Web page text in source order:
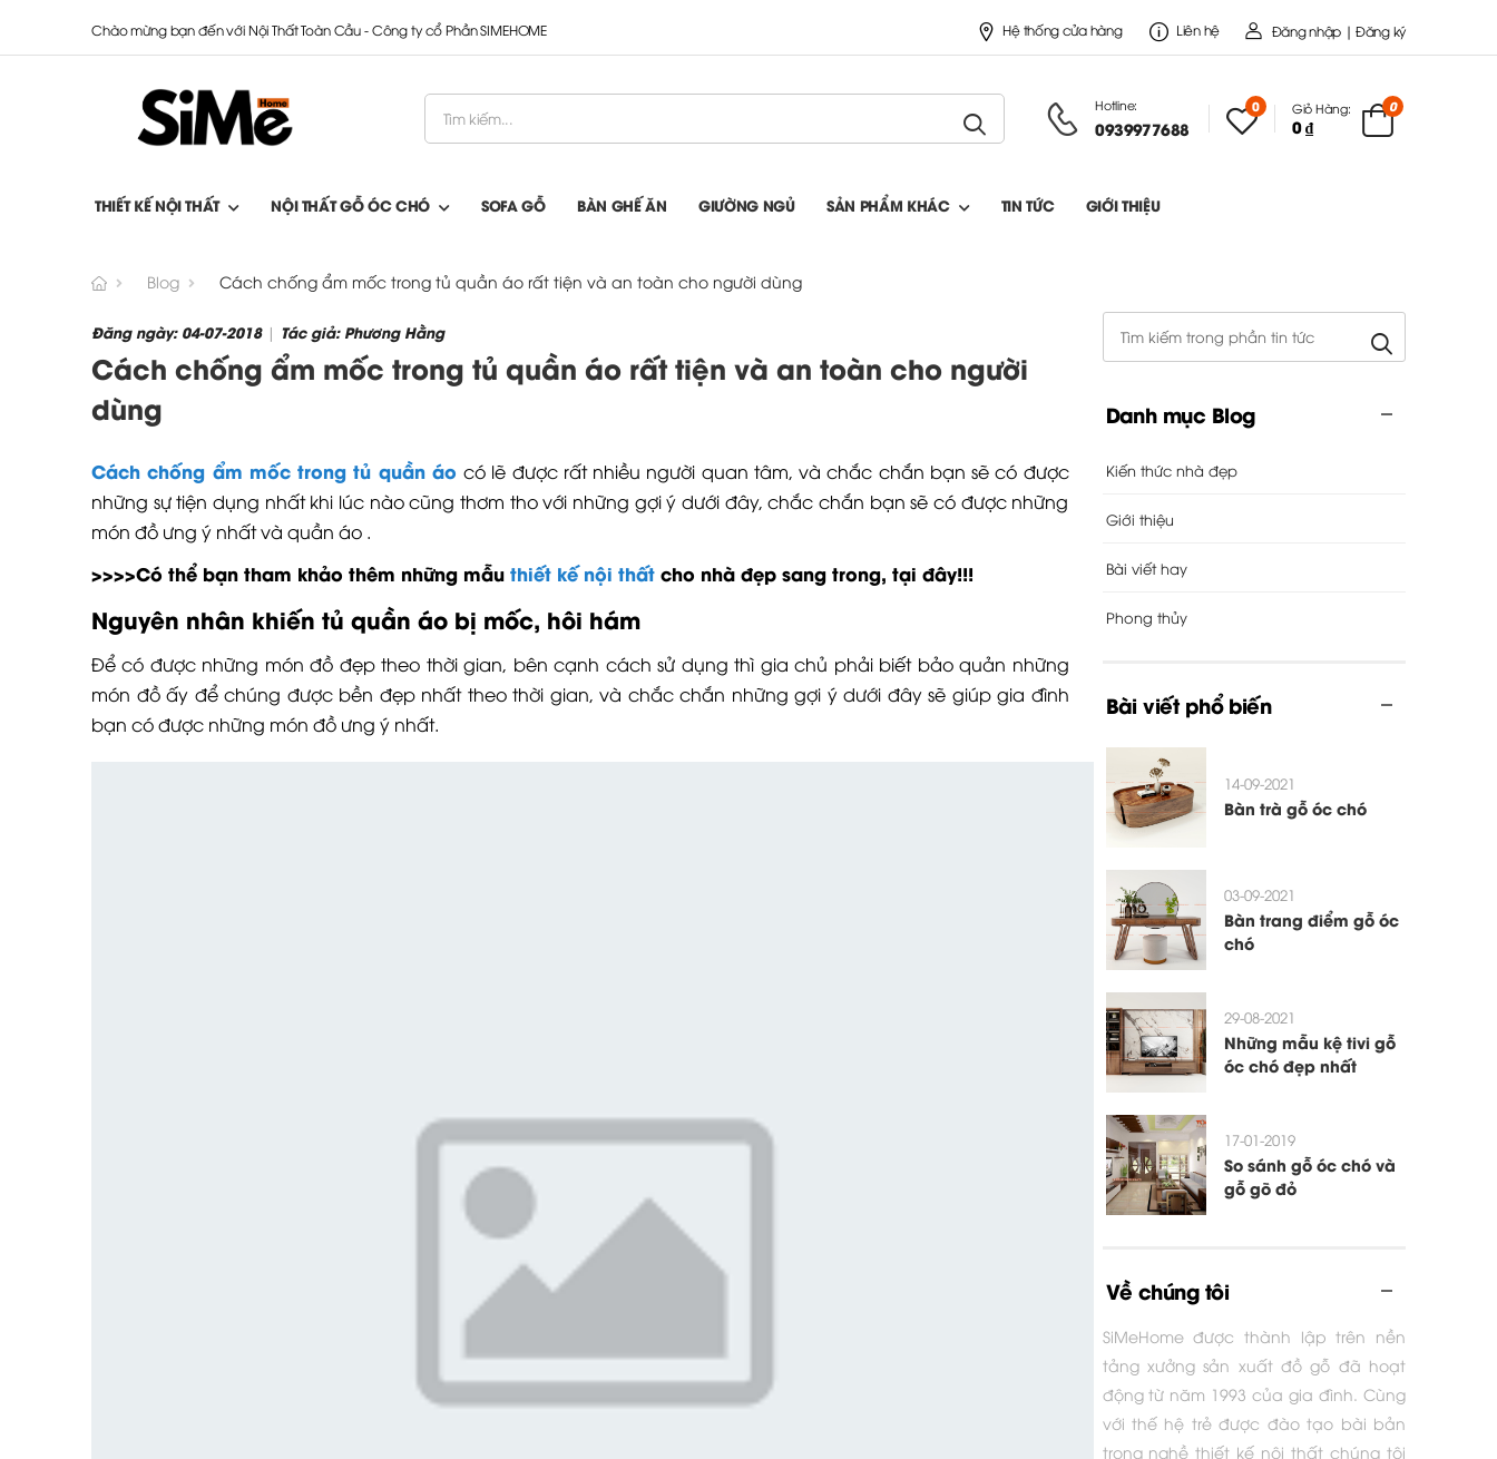
Chào mừng bạn đến với Nội Thất Toàn Cầu - Công ty cổ Phần SIMEHOME Hệ thống cửa hàng Liên hệ Đăng nhập | Đăng ký
Hotline:
0939977688
0 Giỏ Hàng:
0 ₫
0
THIẾT KẾ NỘI THẤT NỘI THẤT GỖ ÓC CHÓ SOFA GỖ BÀN GHẾ ĂN GIƯỜNG NGỦ SẢN PHẨM KHÁC TIN TỨC GIỚI THIỆU
Blog Cách chống ẩm mốc trong tủ quần áo rất tiện và an toàn cho người dùng
Đăng ngày: 04-07-2018| Tác giả: Phương Hằng
Cách chống ẩm mốc trong tủ quần áo rất tiện và an toàn cho người
dùng
Cách chống ẩm mốc trong tủ quần áo có lẽ được rất nhiều người quan tâm, và chắc chắn bạn sẽ có được
những sự tiện dụng nhất khi lúc nào cũng thơm tho với những gợi ý dưới đây, chắc chắn bạn sẽ có được những
món đồ ưng ý nhất và quần áo .
>>>>Có thể bạn tham khảo thêm những mẫu thiết kế nội thất cho nhà đẹp sang trong, tại đây!!!
Nguyên nhân khiến tủ quần áo bị mốc, hôi hám
Để có được những món đồ đẹp theo thời gian, bên cạnh cách sử dụng thì gia chủ phải biết bảo quản những
món đồ ấy để chúng được bền đẹp nhất theo thời gian, và chắc chắn những gợi ý dưới đây sẽ giúp gia đình
bạn có được những món đồ ưng ý nhất.
Danh mục Blog
Kiến thức nhà đẹp
Giới thiệu
Bài viết hay
Phong thủy
Bài viết phổ biến
14-09-2021
Bàn trà gỗ óc chó
03-09-2021
Bàn trang điểm gỗ óc
chó
29-08-2021
Những mẫu kệ tivi gỗ
óc chó đẹp nhất
17-01-2019
So sánh gỗ óc chó và
gỗ gõ đỏ
Về chúng tôi
SiMeHome được thành lập trên nền
tảng xưởng sản xuất đồ gỗ đã hoạt
động từ năm 1993 của gia đình. Cùng
với thế hệ trẻ được đào tạo bài bản
trong nghề thiết kế nội thất chúng tôi